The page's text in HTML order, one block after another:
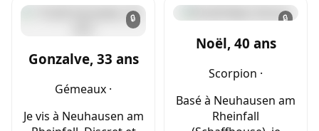
🔒
Gonzalve, 33 ans
Gémeaux ·
Je vis à Neuhausen am
🔒
Noël, 40 ans
Scorpion ·
Basé à Neuhausen am
Rheinfall